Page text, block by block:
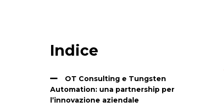
Indice
OT Consulting e Tungsten
Automation: una partnership per
l’innovazione aziendale